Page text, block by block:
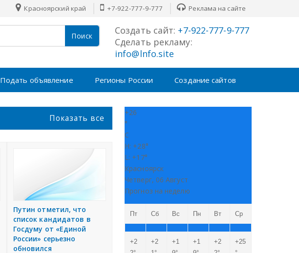
Красноярский край +7-922-777-9-777 Реклама на сайте
Поиск Создать сайт: +7-922-777-9-777
Сделать рекламу:
info@lnfo.site
Подать объявление Регионы России Создание сайтов
Показать все
Путин отметил, что
список кандидатов в
Госдуму от «Единой
России» серьезно
обновился
+26
°
C
H: +28°
L: +17°
Красноярск
Четверг, 06 Август
Прогноз на неделю
Пт Сб Вс Пн Вт Ср
+2
+2
+1
+1
+2
+25